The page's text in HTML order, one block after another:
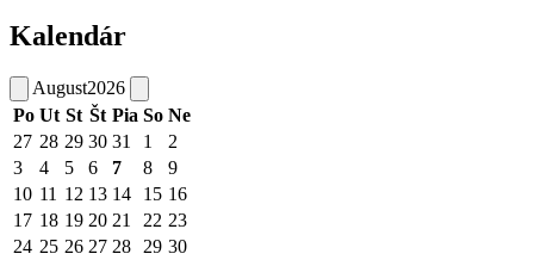
Kalendár
August2026
Po Ut St Št Pia So Ne
27 28 29 30 31 1
2
3
4 5 6 7 8
9
10 11 12 13 14 15 16
17 18 19 20 21 22 23
24 25 26 27 28 29 30